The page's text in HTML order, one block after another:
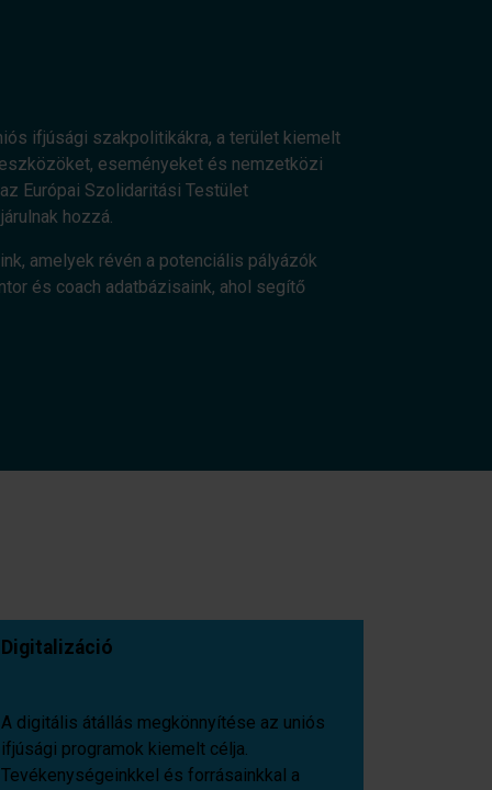
ifjúsági szakpolitikákra, a terület kiemelt
eseményeket és nemzetközi
Európai Szolidaritási Testület
hozzá.
amelyek révén a potenciális pályázók
és coach adatbázisaink, ahol segítő
Digitalizáció
A digitális átállás megkönnyítése az uniós
ifjúsági programok kiemelt célja.
Tevékenységeinkkel és forrásainkkal a